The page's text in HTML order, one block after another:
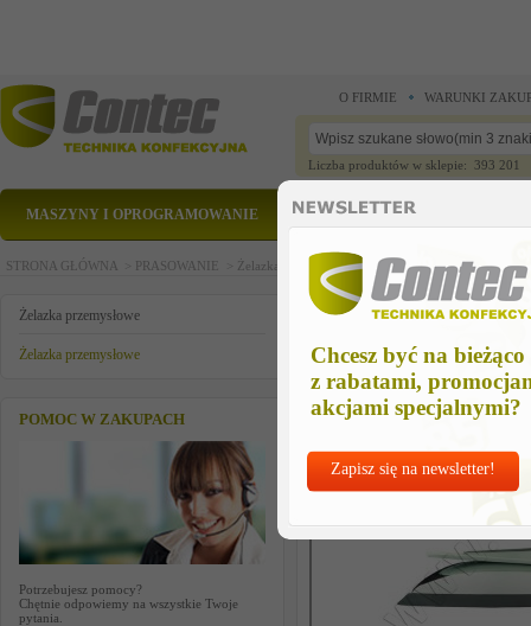
Chcesz być na bieżąco
z rabatami,
akcjami specjalnymi?
Zapisz się na newsletter!
O FIRMIE WARUNKI
Liczba produktów w sklepie: 393 201
MASZYNY I OPROGRAMOWANIE CZĘŚCI ZAMIENNE
STRONA GŁÓWNA > PRASOWANIE > Żelazka przemysłowe > Żelazka przemysłowe >
Żelazka przemysłowe
Żelazka przemysłowe
POMOC W ZAKUPACH
Potrzebujesz pomocy?
Chętnie odpowiemy na wszystkie Twoje
pytania.
Żelazko wysokociśnieniowe